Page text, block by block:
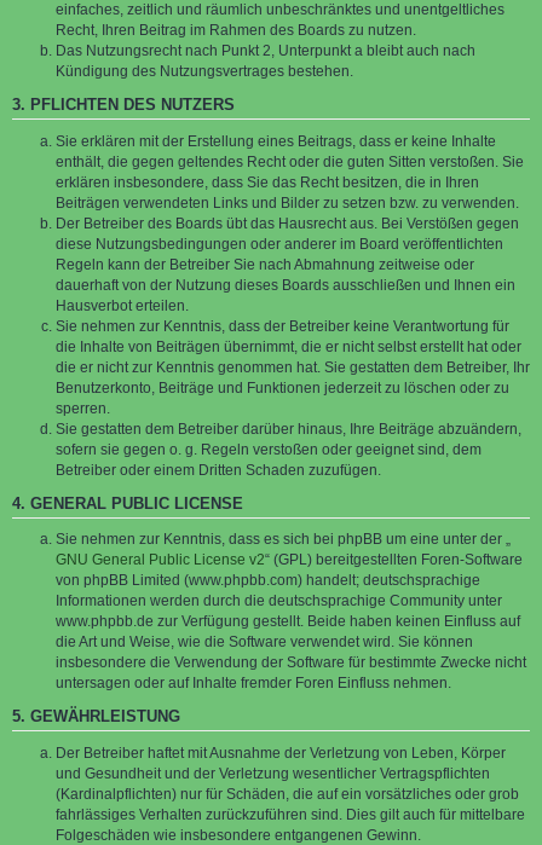
einfaches, zeitlich und räumlich unbeschränktes und unentgeltliches
Recht, Ihren Beitrag im Rahmen des Boards zu nutzen.
Das Nutzungsrecht nach Punkt 2, Unterpunkt a bleibt auch nach
Kündigung des Nutzungsvertrages bestehen.
3. PFLICHTEN DES NUTZERS
Sie erklären mit der Erstellung eines Beitrags, dass er keine Inhalte
enthält, die gegen geltendes Recht oder die guten Sitten verstoßen. Sie
erklären insbesondere, dass Sie das Recht besitzen, die in Ihren
Beiträgen verwendeten Links und Bilder zu setzen bzw. zu verwenden.
Der Betreiber des Boards übt das Hausrecht aus. Bei Verstößen gegen
diese Nutzungsbedingungen oder anderer im Board veröffentlichten
Regeln kann der Betreiber Sie nach Abmahnung zeitweise oder
dauerhaft von der Nutzung dieses Boards ausschließen und Ihnen ein
Hausverbot erteilen.
Sie nehmen zur Kenntnis, dass der Betreiber keine Verantwortung für
die Inhalte von Beiträgen übernimmt, die er nicht selbst erstellt hat oder
die er nicht zur Kenntnis genommen hat. Sie gestatten dem Betreiber, Ihr
Benutzerkonto, Beiträge und Funktionen jederzeit zu löschen oder zu
sperren.
Sie gestatten dem Betreiber darüber hinaus, Ihre Beiträge abzuändern,
sofern sie gegen o. g. Regeln verstoßen oder geeignet sind, dem
Betreiber oder einem Dritten Schaden zuzufügen.
4. GENERAL PUBLIC LICENSE
Sie nehmen zur Kenntnis, dass es sich bei phpBB um eine unter der „
GNU General Public License v2“ (GPL) bereitgestellten Foren-Software
von phpBB Limited (www.phpbb.com) handelt; deutschsprachige
Informationen werden durch die deutschsprachige Community unter
www.phpbb.de zur Verfügung gestellt. Beide haben keinen Einfluss auf
die Art und Weise, wie die Software verwendet wird. Sie können
insbesondere die Verwendung der Software für bestimmte Zwecke nicht
untersagen oder auf Inhalte fremder Foren Einfluss nehmen.
5. GEWÄHRLEISTUNG
Der Betreiber haftet mit Ausnahme der Verletzung von Leben, Körper
und Gesundheit und der Verletzung wesentlicher Vertragspflichten
(Kardinalpflichten) nur für Schäden, die auf ein vorsätzliches oder grob
fahrlässiges Verhalten zurückzuführen sind. Dies gilt auch für mittelbare
Folgeschäden wie insbesondere entgangenen Gewinn.